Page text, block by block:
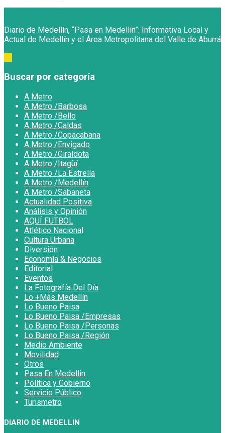
Diario de Medellín, “Pasa en Medellín”: Informativa Local y
Actual de Medellín y el Área Metropolitana del Valle de Aburrá
Buscar por categoría
A Metro
A Metro /Barbosa
A Metro /Bello
A Metro /Caldas
A Metro /Copacabana
A Metro /Envigado
A Metro /Giraldota
A Metro /Itagüí
A Metro /La Estrella
A Metro /Medellín
A Metro /Sabaneta
Actualidad Positiva
Análisis y Opinión
AQUÍ FUTBOL
Atlético Nacional
Cultura Urbana
Diversión
Economía & Negocios
Editorial
Eventos
La Fotografía Del Día
Lo +Más Medellín
Lo Bueno Paisa
Lo Bueno Paisa /Empresas
Lo Bueno Paisa /Personas
Lo Bueno Paisa /Región
Medio Ambiente
Movilidad
Otros
Pasa En Medellin
Política y Gobierno
Servicio Público
Turismetro
DIARIO DE MEDELLIN